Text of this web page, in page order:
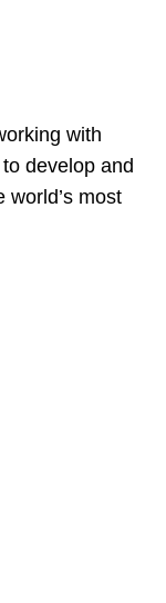
with
develop and
world’s most